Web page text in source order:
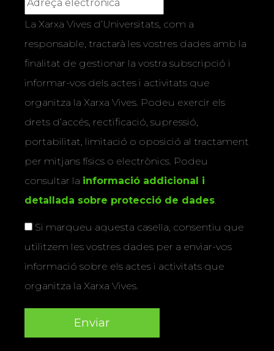
La Xarxa Vives d’Universitats, com a
responsable, tractarà les vostres dades amb la
finalitat de gestionar la vostra subscripció i
informar-vos dels actes i activitats que
organitza la Xarxa Vives. Podeu exercir els
drets d’accés, rectificació, supressió,
portabilitat, limitació o oposició al tractament
per mitjans físics o electrònics. Podeu
consultar la informació addicional i
detallada sobre protecció de dades.
Si marqueu aquesta casella, consentiu que
utilitzem les vostres dades per a enviar-vos
informació sobre els actes i activitats que
organitza la Xarxa Vives.